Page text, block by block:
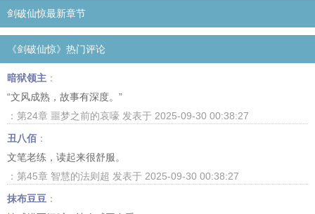
剑破仙惊最新章节
《剑破仙惊》热门评论
暗狱领主 ：
“文风成熟，故事有深度。”
：第24章 噩梦之前的哀嚎 发表于 2025-09-30 00:38:27
丑八佰 ：
文笔老练，读起来很舒服。
：第45章 智慧的法则超 发表于 2025-09-30 00:38:27
抹布豆豆 ：